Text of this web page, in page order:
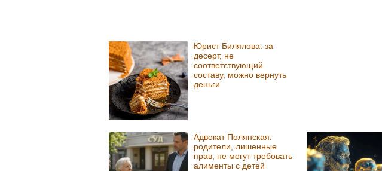
Юрист Билялова: за
десерт, не
соответствующий
составу, можно вернуть
деньги
Адвокат Полянская:
родители, лишенные
прав, не могут требовать
алименты с детей